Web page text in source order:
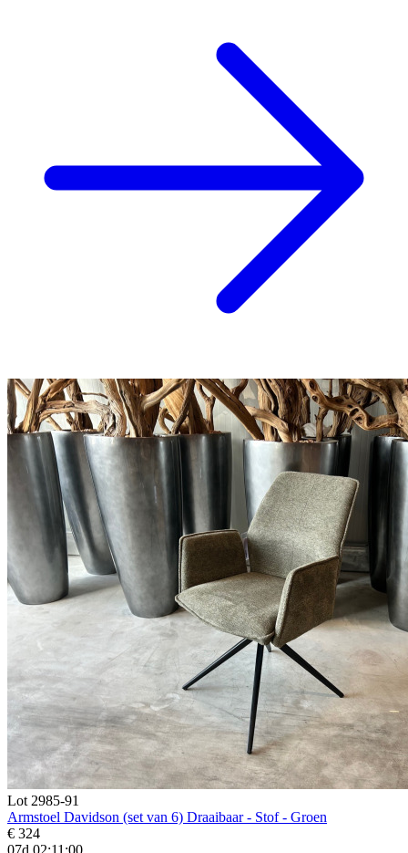
Lot 2985-91
Armstoel Davidson (set van 6) Draaibaar - Stof - Groen
€ 324
07d 02:10:59